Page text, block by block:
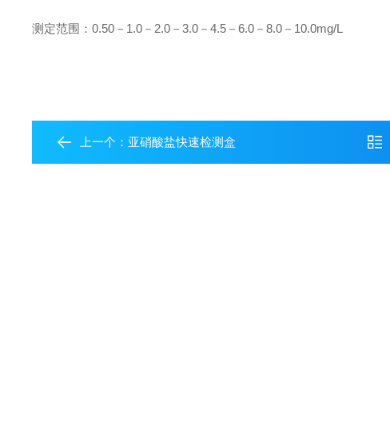
测定范围：0.50－1.0－2.0－3.0－4.5－6.0－8.0－10.0mg/L
上一个： 亚硝酸盐快速检测盒